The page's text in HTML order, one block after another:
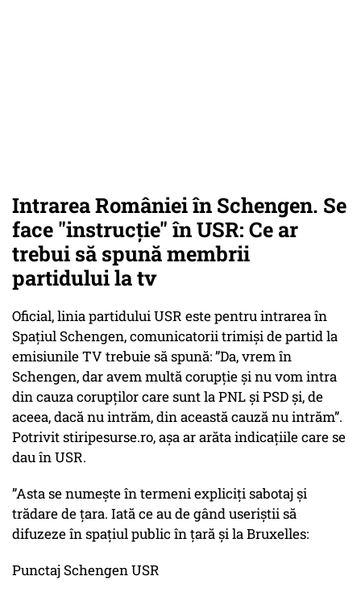
Intrarea României în Schengen. Se
face "instrucție" în USR: Ce ar
trebui să spună membrii
partidului la tv
Oficial, linia partidului USR este pentru intrarea în
Spațiul Schengen, comunicatorii trimiși de partid la
emisiunile TV trebuie să spună: ”Da, vrem în
Schengen, dar avem multă corupție și nu vom intra
din cauza corupților care sunt la PNL și PSD și, de
aceea, dacă nu intrăm, din această cauză nu intrăm”.
Potrivit stiripesurse.ro, așa ar arăta indicațiile care se
dau în USR.
”Asta se numește în termeni expliciți sabotaj și
trădare de țara. Iată ce au de gând useriștii să
difuzeze în spațiul public în țară și la Bruxelles:
Punctaj Schengen USR